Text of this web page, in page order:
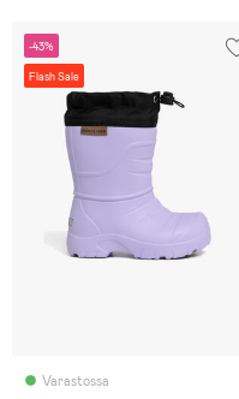
-43%
Flash Sale
Varastossa